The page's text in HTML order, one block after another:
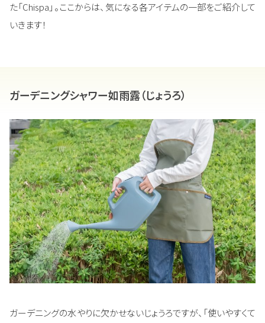
た「Chispa」。ここからは、気になる各アイテムの一部をご紹介して
いきます！
ガーデニングシャワー如雨露（じょうろ）
ガーデニングの水やりに欠かせないじょうろですが、「使いやすくて